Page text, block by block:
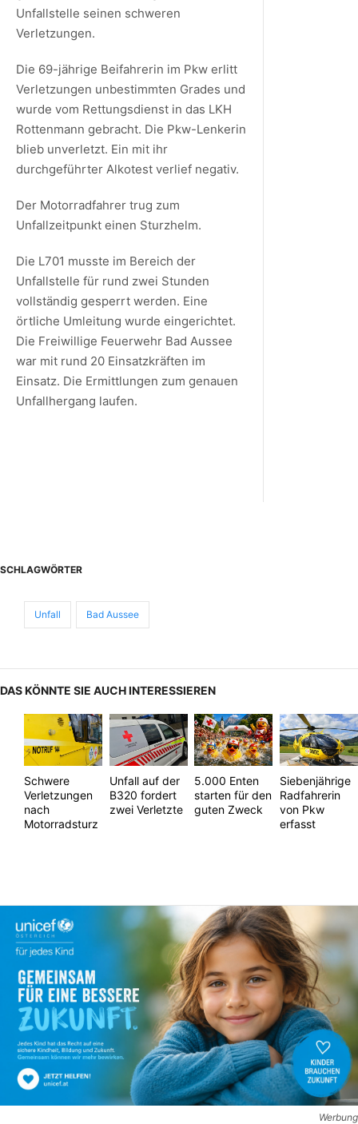
Unfallstelle seinen schweren
Verletzungen.
Die 69-jährige Beifahrerin im Pkw erlitt
Verletzungen unbestimmten Grades und
wurde vom Rettungsdienst in das LKH
Rottenmann gebracht. Die Pkw-Lenkerin
blieb unverletzt. Ein mit ihr
durchgeführter Alkotest verlief negativ.
Der Motorradfahrer trug zum
Unfallzeitpunkt einen Sturzhelm.
Die L701 musste im Bereich der
Unfallstelle für rund zwei Stunden
vollständig gesperrt werden. Eine
örtliche Umleitung wurde eingerichtet.
Die Freiwillige Feuerwehr Bad Aussee
war mit rund 20 Einsatzkräften im
Einsatz. Die Ermittlungen zum genauen
Unfallhergang laufen.
SCHLAGWÖRTER
Unfall Bad Aussee
DAS KÖNNTE SIE AUCH INTERESSIEREN
Schwere
Verletzungen
nach
Motorradsturz
Unfall auf der
B320 fordert
zwei Verletzte
5.000 Enten
starten für den
guten Zweck
Siebenjährige
Radfahrerin
von Pkw
erfasst
Werbung